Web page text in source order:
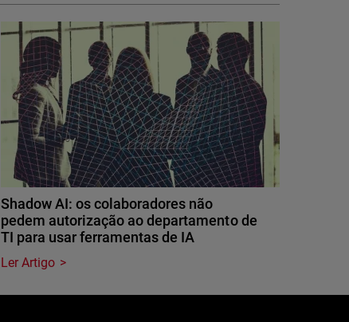
Shadow AI: os colaboradores não
pedem autorização ao departamento de
TI para usar ferramentas de IA
Ler Artigo